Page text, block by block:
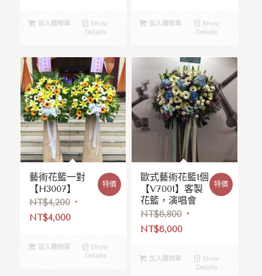
加入購物車
Show
Details
加入購物車
Show
Details
藝術花籃一對
【H3007】
NT$4,200
NT$4,000
特價
加入購物車
Show
Details
歐式藝術花籃1個
【V7001】客製
花籃，演唱會
NT$6,800
NT$6,000
特價
加入購物車
Show
Details